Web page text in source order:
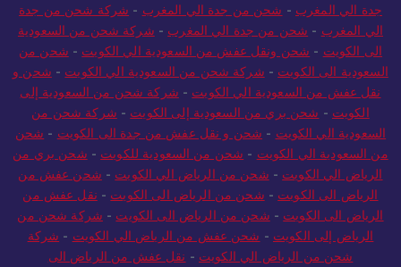
جدة الي المغرب - شحن من جدة الي المغرب - شركة شحن من جدة
الي المغرب - شحن من جدة الي المغرب - شركة شحن من السعودية
الى الكويت - شحن ونقل عفش من السعودية الي الكويت - شحن من
السعودية الى الكويت - شركة شحن من السعودية الي الكويت - شحن و
نقل عفش من السعودية الي الكويت - شركة شحن من السعودية إلى
الكويت - شحن بري من السعودية إلى الكويت - شركة شحن من
السعودية الي الكويت - شحن و نقل عفش من جدة الى الكويت - شحن
من السعودية الي الكويت - شحن من السعودية للكويت - شحن بري من
الرياض الي الكويت - شحن من الرياض الي الكويت - شحن عفش من
الرياض الى الكويت - شحن من الرياض الى الكويت - نقل عفش من
الرياض الى الكويت - شحن من الرياض الى الكويت - شركة شحن من
الرياض إلى الكويت - شحن عفش من الرياض الي الكويت - شركة
شحن من الرياض الي الكويت - نقل عفش من الرياض الى